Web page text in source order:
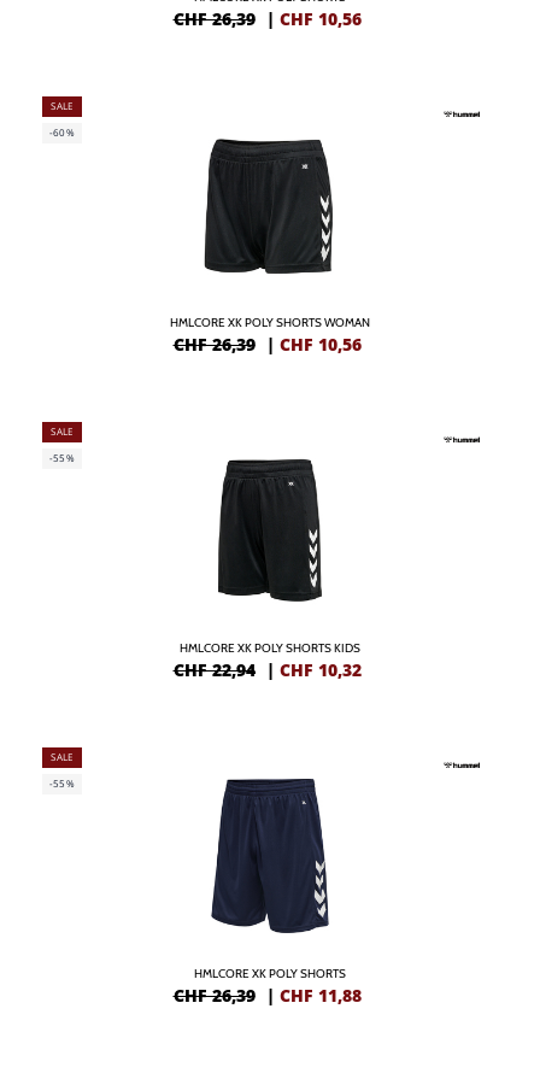
CHF 26,39 | CHF 10,56
SALE
-60%
HMLCORE XK POLY SHORTS WOMAN
CHF 26,39 | CHF 10,56
SALE
-55%
HMLCORE XK POLY SHORTS KIDS
CHF 22,94 | CHF 10,32
SALE
-55%
HMLCORE XK POLY SHORTS
CHF 26,39 | CHF 11,88